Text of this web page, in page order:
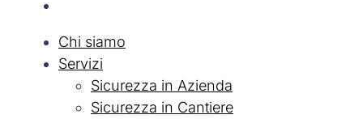
Chi siamo
Servizi
Sicurezza in Azienda
Sicurezza in Cantiere